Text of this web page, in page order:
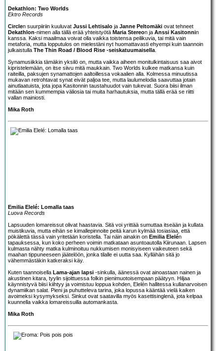
Dekathlon: Two Worlds
Ektro Records
Circlen suurpiiriin kuuluvat Jussi Lehtisalo ja Janne Peltomäki ovat tehneet
Dekathlon-nimen alla tällä erää yhteistyötä Maria Stereon ja Anssi Kasitonnin
kanssa. Kaksi maailmaa voivat olla vaikka toistensa peilikuvia, tai mitä vain
metaforia, mutta lopputulos on mielestäni nyt huomattavasti ehyempi kuin taannoin
julkaistulla The Thin Road / Blood Rise -seiskatuumaisella
Synamusiikkia tämäkin yksilö on, mutta vaikka aiheen monitulkintaisuus saa aivot
kipristelemään, on itse siivu mitä maukkain. Two Worlds kulkee matkansa kuin
raiteilla, paksujen synamattojen aaltoillessa vokaalien alla. Kolmessa minuutissa
mukavan retrohtavat synat eivät paljoa tee, mutta laulumelodia saavuttaa jotain
ainutlaatuista, jota jopa Kasitonnin taustahuudot vain tukevat. Suora biisi ilman
mitään sen kummempia väliosia tai muita harhautuksia, mutta tällä erää se riitti
vallan mainiosti.
Mika Roth
Emilia Elelé: Lomalla taas
Luova Records
Lapsuuden lomareissut olivat haastavia. Sitä voi yrittää sumuttaa itseään ja kullata
muistikuvia, mutta eihän se kimallepinnoite peitä karun kylmää tosiasiaa, että
pökälettä tässä vain yritetään koristella. Tai näin ainakin on Emilia Elelén
tapauksessa, kun koko perheen voimin matkataan asuntoautolla Kiirunaan. Lapsen
kulmasta nähty matka kulminoituu nukkumisen monisyiseen vaikeuteen sekä
maahan tippuneeseen jäätelöön, jonka tilalle ei uutta saa. Kyllähän sitä jo
vähemmästäkin katkeraksi käy.
Kuten taannoisella Lama-ajan lapsi -sinkulla, äänessä ovat ainoastaan nainen ja
akustinen kitara, tyylin sijoittuessa folkin pienimuotoisempaan päätyyn. Hiljaa
käynnistyvä biisi kiihtyy ja voimistuu loppua kohden, Elelén hallitessa kullanarvoisen
dynamiikan salat. Pieni ja puhutteleva tarina, joka lopussa kääntää vielä kaiken
avoimeksi kysymykseksi. Sinkut ovat saatavilla myös kasettisinglenä, jota kelpaa
kuunnella vaikka lomareissuilla automankasta.
Mika Roth